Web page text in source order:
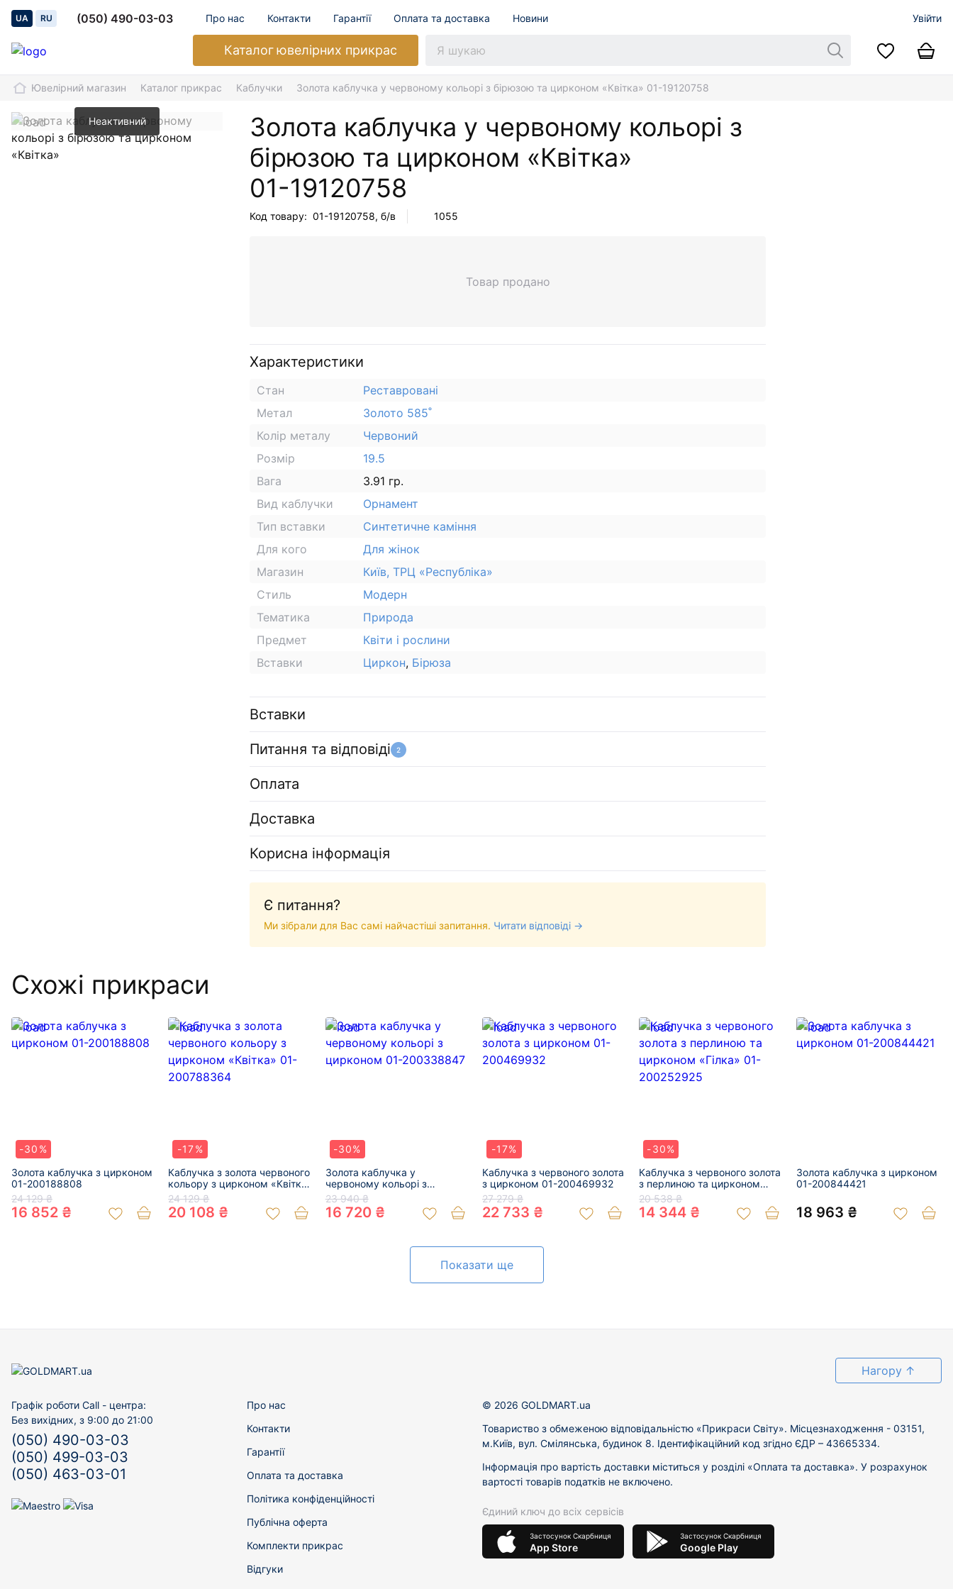
UA RU (050) 490-03-03 Про нас Контакти Гарантії Оплата та доставка Новини Увійти
Каталогювелірних прикрас
Ювелірний магазин Каталог прикрас Каблучки Золота каблучка у червоному кольорі з бірюзою та цирконом «Квітка» 01-19120758
Неактивний
Золота каблучка у червоному кольорі з
бірюзою та цирконом «Квітка»
01-19120758
Код товару: 01-19120758, б/в 1055
Товар продано
Характеристики
Стан
Реставровані
Метал
Золото 585˚
Колір металу
Червоний
Розмір
19.5
Вага
3.91 гр.
Вид каблучки
Орнамент
Тип вставки
Синтетичне каміння
Для кого
Для жінок
Магазин
Київ, ТРЦ «Республіка»
Стиль
Модерн
Тематика
Природа
Предмет
Квіти і рослини
Вставки
Циркон, Бірюза
Вставки
Питання та відповіді 2
Оплата
Доставка
Корисна інформація
Є питання?
Ми зібрали для Вас самі найчастіші запитання. Читати відповіді →
Схожі прикраси
-30%
Золота каблучка з цирконом
01-200188808
24 129 ₴
16 852 ₴
-17%
Каблучка з золота червоного
кольору з цирконом «Квітка»
01-200788364
24 129 ₴
20 108 ₴
-30%
Золота каблучка у
червоному кольорі з
цирконом 01-200338847
23 940 ₴
16 720 ₴
-17%
Каблучка з червоного золота
з цирконом 01-200469932
27 279 ₴
22 733 ₴
-30%
Каблучка з червоного золота
з перлиною та цирконом
«Гілка» 01-200252925
20 538 ₴
14 344 ₴
Золота каблучка з цирконом
01-200844421
18 963 ₴
Показати ще
Нагору ↑
Графік роботи Call - центра:
Без вихідних, з 9:00 до 21:00
(050) 490-03-03
(050) 499-03-03
(050) 463-03-01
Про нас
Контакти
Гарантії
Оплата та доставка
Політика конфіденційності
Публічна оферта
Комплекти прикрас
Відгуки
© 2026 GOLDMART.ua
Товариство з обмеженою відповідальністю «Прикраси Світу». Місцезнаходження - 03151,
м.Київ, вул. Смілянська, будинок 8. Ідентифікаційний код згідно ЄДР – 43665334.
Інформація про вартість доставки міститься у розділі «Оплата та доставка». У розрахунок
вартості товарів податків не включено.
Єдиний ключ до всіх сервісів
Застосунок Скарбниця
App Store
Застосунок Скарбниця
Google Play